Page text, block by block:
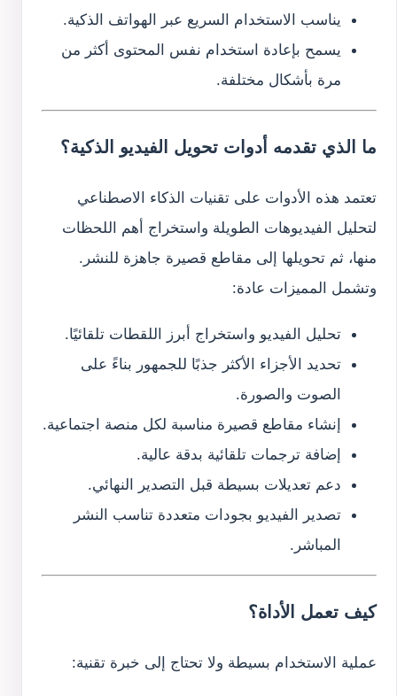
يناسب الاستخدام السريع عبر الهواتف الذكية.
يسمح بإعادة استخدام نفس المحتوى أكثر من
مرة بأشكال مختلفة.
ما الذي تقدمه أدوات تحويل الفيديو الذكية؟
تعتمد هذه الأدوات على تقنيات الذكاء الاصطناعي
لتحليل الفيديوهات الطويلة واستخراج أهم اللحظات
منها، ثم تحويلها إلى مقاطع قصيرة جاهزة للنشر.
وتشمل المميزات عادة:
تحليل الفيديو واستخراج أبرز اللقطات تلقائيًا.
تحديد الأجزاء الأكثر جذبًا للجمهور بناءً على
الصوت والصورة.
إنشاء مقاطع قصيرة مناسبة لكل منصة اجتماعية.
إضافة ترجمات تلقائية بدقة عالية.
دعم تعديلات بسيطة قبل التصدير النهائي.
تصدير الفيديو بجودات متعددة تناسب النشر
المباشر.
كيف تعمل الأداة؟
عملية الاستخدام بسيطة ولا تحتاج إلى خبرة تقنية: